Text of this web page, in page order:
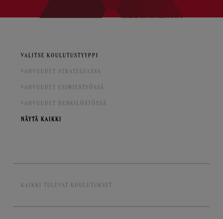
VALITSE KOULUTUSTYYPPI
VAHVUUDET STRATEGIASSA
VAHVUUDET ESIMIESTYÖSSÄ
VAHVUUDET HENKILÖSTÖSSÄ
NÄYTÄ KAIKKI
KAIKKI TULEVAT KOULUTUKSET